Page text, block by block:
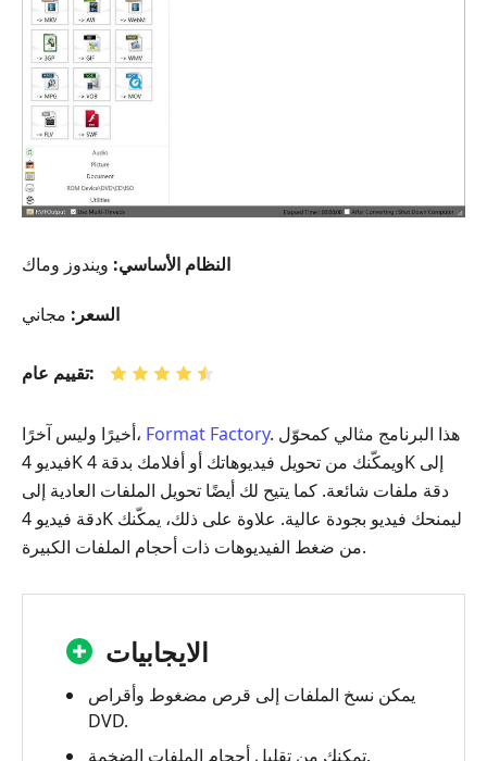
النظام الأساسي: ويندوز وماك
السعر: مجاني
تقييم عام:
أخيرًا وليس آخرًا، Format Factory. هذا البرنامج مثالي كمحوّل
فيديو 4K ويمكّنك من تحويل فيديوهاتك أو أفلامك بدقة 4K إلى
دقة ملفات شائعة. كما يتيح لك أيضًا تحويل الملفات العادية إلى
دقة فيديو 4K ليمنحك فيديو بجودة عالية. علاوة على ذلك، يمكّنك
من ضغط الفيديوهات ذات أحجام الملفات الكبيرة.
الايجابيات
يمكن نسخ الملفات إلى قرص مضغوط وأقراص
DVD.
تمكنك من تقليل أحجام الملفات الضخمة.